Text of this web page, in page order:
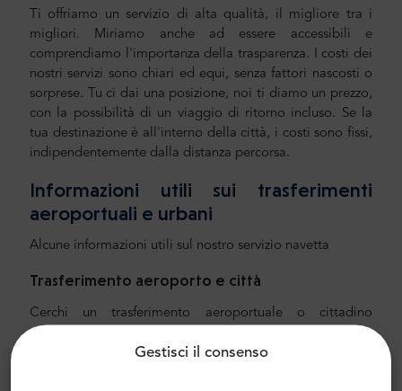
Gestisci il consenso
Ti offriamo un servizio di alta qualità, il migliore tra i
migliori. Miriamo anche ad essere accessibili e
comprendiamo l'importanza della trasparenza. I costi dei
nostri servizi sono chiari ed equi, senza fattori nascosti o
sorprese. Tu ci dai una posizione, noi ti diamo un prezzo,
con la possibilità di un viaggio di ritorno incluso. Se la
tua destinazione è all'interno della città, i costi sono fissi,
indipendentemente dalla distanza percorsa.
Informazioni utili sui trasferimenti
aeroportuali e urbani
Alcune informazioni utili sul nostro servizio navetta
Trasferimento aeroporto e città
Cerchi un trasferimento aeroportuale o cittadino
affidabile e conveniente? Prenotane uno con Mr.Shuttle,
una scelta di viaggiatori dagli utenti di Trip-Advisor.